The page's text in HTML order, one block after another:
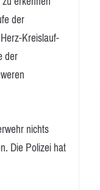
der
Kreislauf-
der
nichts
Die Polizei hat